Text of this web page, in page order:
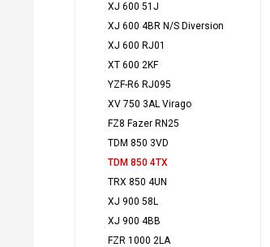
XJ 600 51J
XJ 600 4BR N/S Diversion
XJ 600 RJ01
XT 600 2KF
YZF-R6 RJ095
XV 750 3AL Virago
FZ8 Fazer RN25
TDM 850 3VD
TDM 850 4TX
TRX 850 4UN
XJ 900 58L
XJ 900 4BB
FZR 1000 2LA